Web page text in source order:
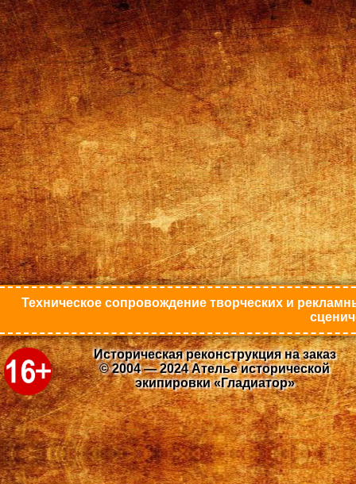
Техническое сопровождение творческих и
Историческая реконструкция на заказ
© 2004 — 2024 Ателье исторической
экипировки «Гладиатор»